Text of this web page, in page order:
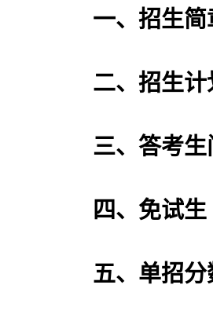
一、 招生简
二、 招生计
三、 答考生
四、 免试生
五、 单招分